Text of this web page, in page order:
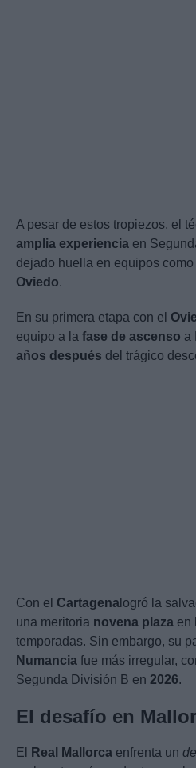
A pesar de estos tropiezos, el
amplia experiencia en
dejado huella en equipos como
Oviedo.
En su primera etapa con el
equipo a la fase de ascenso a
años después del trágico
Con el Cartagena logró la
una meritoria novena plaza en
temporadas. Sin embargo, su
Numancia fue más irregular,
Segunda División B en 2026.
El desafío en
El Real Mallorca enfrenta un